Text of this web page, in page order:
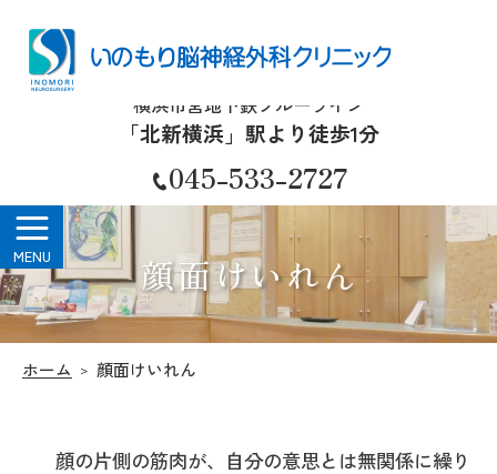
いのもり脳神経外科クリニック
横浜市営地下鉄ブルーライン
「北新横浜」駅より徒歩1分
045-533-2727
ホーム 顔面けいれん
顔面けいれん
顔の片側の筋肉が、自分の意思とは無関係に繰り